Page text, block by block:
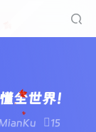
全世界！
MianKu
15